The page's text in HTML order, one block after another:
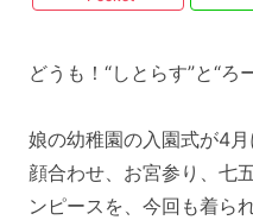
どうも！“しとらす”と“ろ
娘の幼稚園の入園式が4月
顔合わせ、お宮参り、七
ンピースを、今回も着ら